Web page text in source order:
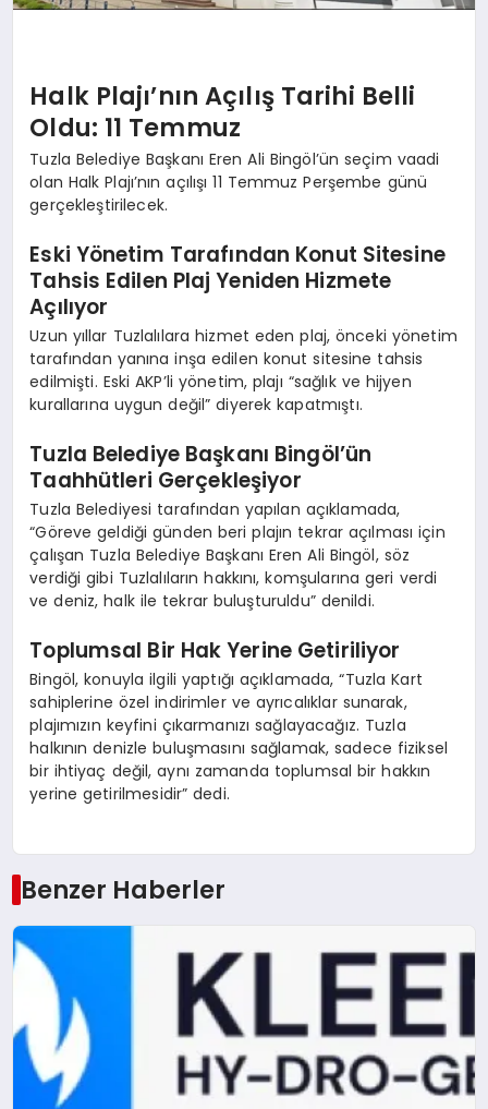
Halk Plajı’nın Açılış Tarihi Belli
Oldu: 11 Temmuz
Tuzla Belediye Başkanı Eren Ali Bingöl’ün seçim vaadi
olan Halk Plajı’nın açılışı 11 Temmuz Perşembe günü
gerçekleştirilecek.
Eski Yönetim Tarafından Konut Sitesine
Tahsis Edilen Plaj Yeniden Hizmete
Açılıyor
Uzun yıllar Tuzlalılara hizmet eden plaj, önceki yönetim
tarafından yanına inşa edilen konut sitesine tahsis
edilmişti. Eski AKP’li yönetim, plajı “sağlık ve hijyen
kurallarına uygun değil” diyerek kapatmıştı.
Tuzla Belediye Başkanı Bingöl’ün
Taahhütleri Gerçekleşiyor
Tuzla Belediyesi tarafından yapılan açıklamada,
“Göreve geldiği günden beri plajın tekrar açılması için
çalışan Tuzla Belediye Başkanı Eren Ali Bingöl, söz
verdiği gibi Tuzlalıların hakkını, komşularına geri verdi
ve deniz, halk ile tekrar buluşturuldu” denildi.
Toplumsal Bir Hak Yerine Getiriliyor
Bingöl, konuyla ilgili yaptığı açıklamada, “Tuzla Kart
sahiplerine özel indirimler ve ayrıcalıklar sunarak,
plajımızın keyfini çıkarmanızı sağlayacağız. Tuzla
halkının denizle buluşmasını sağlamak, sadece fiziksel
bir ihtiyaç değil, aynı zamanda toplumsal bir hakkın
yerine getirilmesidir” dedi.
Benzer Haberler